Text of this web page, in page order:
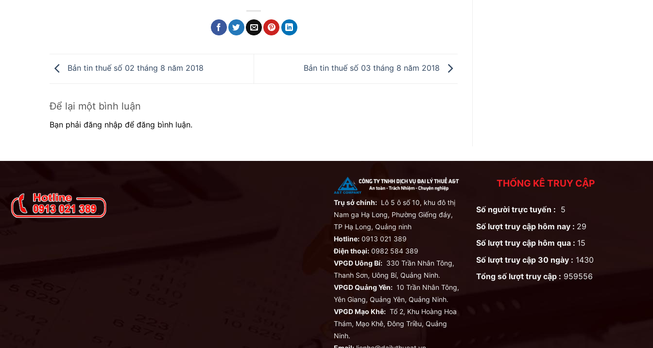
Bản tin thuế số 02 tháng 8 năm 2018 Bản tin thuế số 03 tháng 8 năm 2018
Để lại một bình luận
Bạn phải đăng nhập để đăng bình luận.
Trụ sở chính: Lô 5 ô số 10, khu đô thị
Nam ga Hạ Long, Phường Giếng đáy,
TP Hạ Long, Quảng ninh
Hotline: 0913 021 389
Điện thoại: 0982 584 389
VPGD Uông Bí: 330 Trần Nhân Tông,
Thanh Sơn, Uông Bí, Quảng Ninh.
VPGD Quảng Yên: 10 Trần Nhân Tông,
Yên Giang, Quảng Yên, Quảng Ninh.
VPGD Mạo Khê: Tổ 2, Khu Hoàng Hoa
Thám, Mạo Khê, Đông Triều, Quảng
Ninh.
THỐNG KÊ TRUY CẬP
Số người trực tuyến : 5
Số lượt truy cập hôm nay : 29
Số lượt truy cập hôm qua : 15
Số lượt truy cập 30 ngày : 1430
Tổng số lượt truy cập : 959556